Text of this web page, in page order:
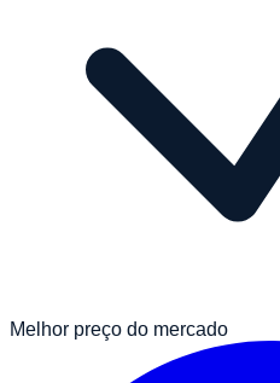
Melhor preço do mercado